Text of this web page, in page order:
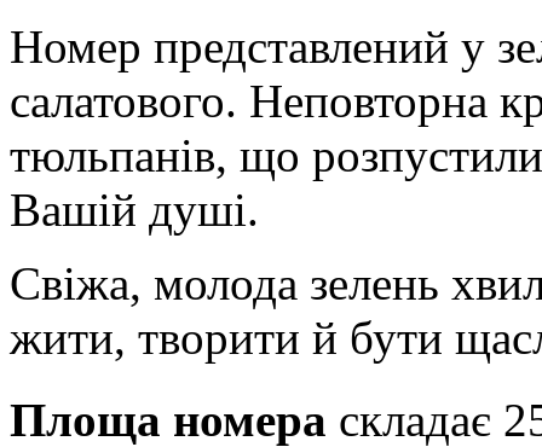
Номер представлений у
салатового. Неповторна
тюльпанів, що
Вашій душі.
Свіжа, молода зелень
жити, творити й бути
Площа номера складає